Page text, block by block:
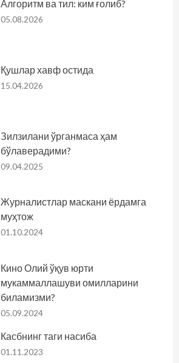
Алгоритм ва тил: ким ғолиб?
05.08.2026
Қушлар хавф остида
15.04.2026
Зилзилани ўрганмаса ҳам
бўлаверадими?
09.04.2025
Журналистлар маскани ёрдамга
муҳтож
01.10.2024
Кино Олий ўқув юрти
мукаммаллашуви омилларини
биламизми?
05.09.2024
Касбнинг таги насиба
01.11.2023